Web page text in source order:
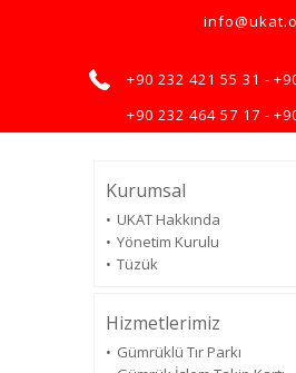
+90 232 421 55 31 -
+90 232 464 57 17 -
Kurumsal
UKAT Hakkında
Yönetim Kurulu
Tüzük
Hizmetlerimiz
Gümrüklü Tır Parkı